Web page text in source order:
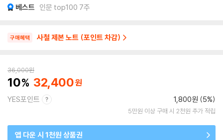
베스트 인문 top100 7주
구매혜택 사철 제본 노트 (포인트 차감)
36,000원
10 32,400
YES포인트 1,800원 (5%)
5만원 이상 구매 시 2천원 추가 적립
앱 다운 시 1천원 상품권